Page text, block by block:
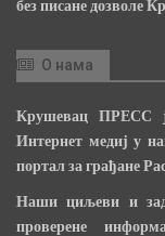
без писане дозволе
О нама
Крушевац ПРЕСС
Интернет медиј у
портал за грађане
Наши циљеви и
проверене